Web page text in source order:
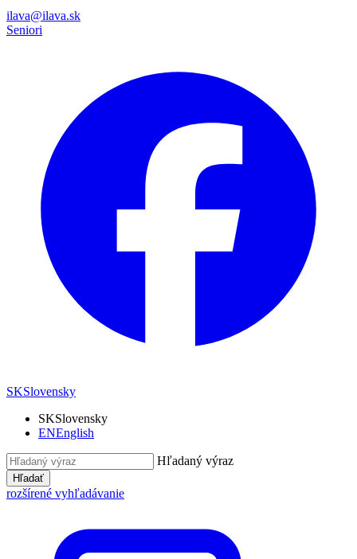
ilava@ilava.sk
Seniori
SKSlovensky
SKSlovensky
ENEnglish
Hľadaný výraz
Hľadať
rozšírené vyhľadávanie